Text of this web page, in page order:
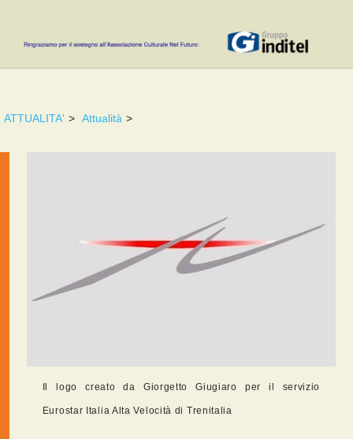
ATTUALITA' > Attualità >
Il logo creato da Giorgetto Giugiaro per il servizio
Eurostar Italia Alta Velocità di Trenitalia